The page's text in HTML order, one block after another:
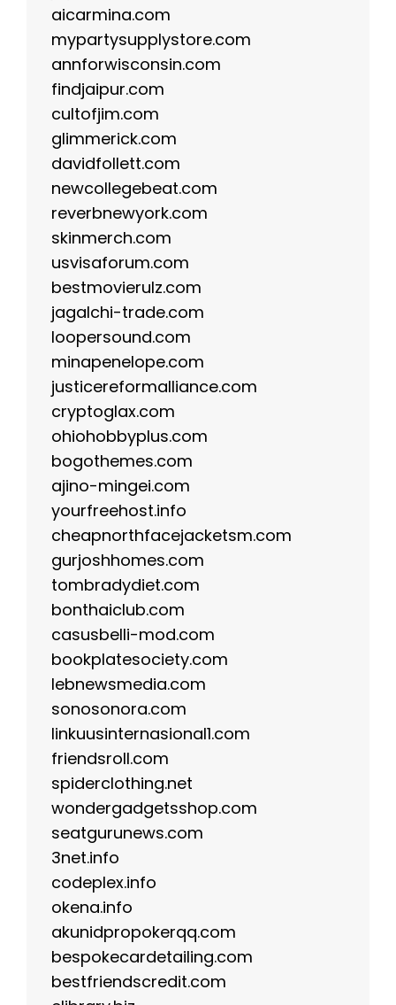
aicarmina.com
mypartysupplystore.com
annforwisconsin.com
findjaipur.com
cultofjim.com
glimmerick.com
davidfollett.com
newcollegebeat.com
reverbnewyork.com
skinmerch.com
usvisaforum.com
bestmovierulz.com
jagalchi-trade.com
loopersound.com
minapenelope.com
justicereformalliance.com
cryptoglax.com
ohiohobbyplus.com
bogothemes.com
ajino-mingei.com
yourfreehost.info
cheapnorthfacejacketsm.com
gurjoshhomes.com
tombradydiet.com
bonthaiclub.com
casusbelli-mod.com
bookplatesociety.com
lebnewsmedia.com
sonosonora.com
linkuusinternasional1.com
friendsroll.com
spiderclothing.net
wondergadgetsshop.com
seatgurunews.com
3net.info
codeplex.info
okena.info
akunidpropokerqq.com
bespokecardetailing.com
bestfriendscredit.com